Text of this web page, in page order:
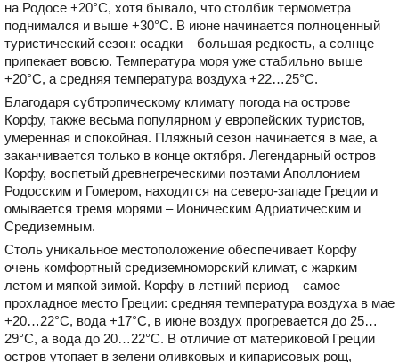
на Родосе +20°С, хотя бывало, что столбик термометра
поднимался и выше +30°С. В июне начинается полноценный
туристический сезон: осадки – большая редкость, а солнце
припекает вовсю. Температура моря уже стабильно выше
+20°С, а средняя температура воздуха +22…25°С.
Благодаря субтропическому климату погода на острове
Корфу, также весьма популярном у европейских туристов,
умеренная и спокойная. Пляжный сезон начинается в мае, а
заканчивается только в конце октября. Легендарный остров
Корфу, воспетый древнегреческими поэтами Аполлонием
Родосским и Гомером, находится на северо-западе Греции и
омывается тремя морями – Ионическим Адриатическим и
Средиземным.
Столь уникальное местоположение обеспечивает Корфу
очень комфортный средиземноморский климат, с жарким
летом и мягкой зимой. Корфу в летний период – самое
прохладное место Греции: средняя температура воздуха в мае
+20…22°С, вода +17°С, в июне воздух прогревается до 25…
29°С, а вода до 20…22°С. В отличие от материковой Греции
остров утопает в зелени оливковых и кипарисовых рощ,